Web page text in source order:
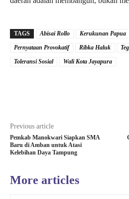
TAGS Abisai Rollo Kerukunan Papua
Pernyataan Provokatif
Ribka Haluk
Toleransi Sosial
Wali Kota Jayapura
Previous article
Pemkab Manokwari Siapkan SMA
Baru di Amban untuk Atasi
Kelebihan Daya Tampung
More articles